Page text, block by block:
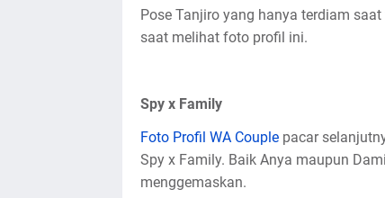
Pose Tanjiro yang hanya terdiam
saat melihat foto profil ini.
Spy x Family
Foto Profil WA Couplepacar
Spy x Family. Baik Anya maupun
menggemaskan.